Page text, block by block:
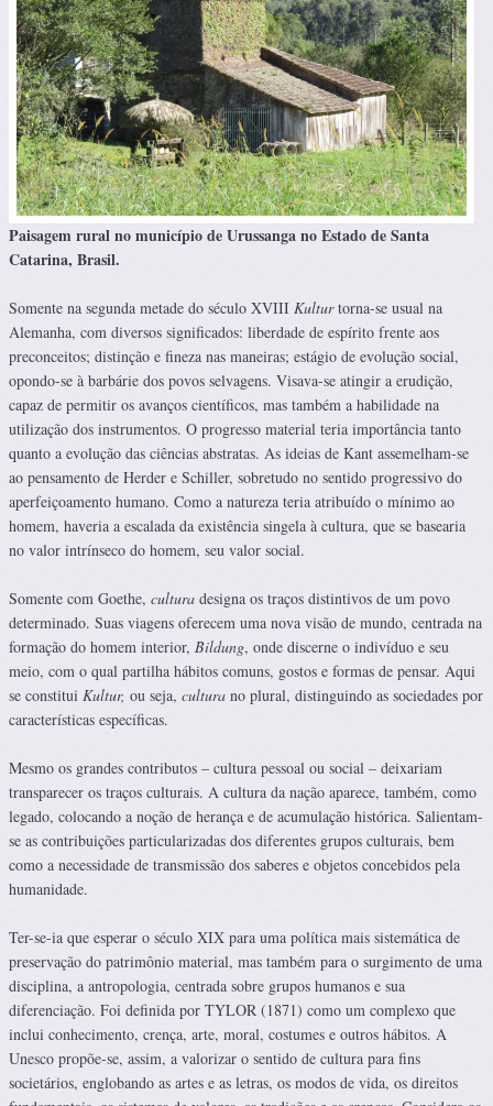
Paisagem rural no município de Urussanga no Estado de Santa
Catarina, Brasil.
Somente na segunda metade do século XVIII Kulturtorna-se usual na
Alemanha, com diversos significados: liberdade de espírito frente aos
preconceitos; distinção e fineza nas maneiras; estágio de evolução social,
opondo-se à barbárie dos povos selvagens. Visava-se atingir a erudição,
capaz de permitir os avanços científicos, mas também a habilidade na
utilização dos instrumentos. O progresso material teria importância tanto
quanto a evolução das ciências abstratas. As ideias de Kant assemelham-se
ao pensamento de Herder e Schiller, sobretudo no sentido progressivo do
aperfeiçoamento humano. Como a natureza teria atribuído o mínimo ao
homem, haveria a escalada da existência singela à cultura, que se basearia
no valor intrínseco do homem, seu valor social.
Somente com Goethe, cultura designa os traços distintivos de um povo
determinado. Suas viagens oferecem uma nova visão de mundo, centrada na
formação do homem interior, Bildung, onde discerne o indivíduo e seu
meio, com o qual partilha hábitos comuns, gostos e formas de pensar. Aqui
se constitui Kultur, ou seja, cultura no plural, distinguindo as sociedades por
características específicas.
Mesmo os grandes contributos – cultura pessoal ou social – deixariam
transparecer os traços culturais. A cultura da nação aparece, também, como
legado, colocando a noção de herança e de acumulação histórica. Salientam-
se as contribuições particularizadas dos diferentes grupos culturais, bem
como a necessidade de transmissão dos saberes e objetos concebidos pela
humanidade.
Ter-se-ia que esperar o século XIX para uma política mais sistemática de
preservação do patrimônio material, mas também para o surgimento de uma
disciplina, a antropologia, centrada sobre grupos humanos e sua
diferenciação. Foi definida por TYLOR (1871) como um complexo que
inclui conhecimento, crença, arte, moral, costumes e outros hábitos. A
Unesco propõe-se, assim, a valorizar o sentido de cultura para fins
societários, englobando as artes e as letras, os modos de vida, os direitos